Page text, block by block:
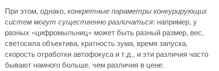
При этом, однако, конкретные параметры конкурирующих
систем могут существенно различаться: например, у
разных «цифромыльниц» может быть разный размер, вес,
светосила объектива, кратность зума, время запуска,
скорость отработки автофокуса и т.д., и эти различия часто
бывают намного больше, чем различия в цене.